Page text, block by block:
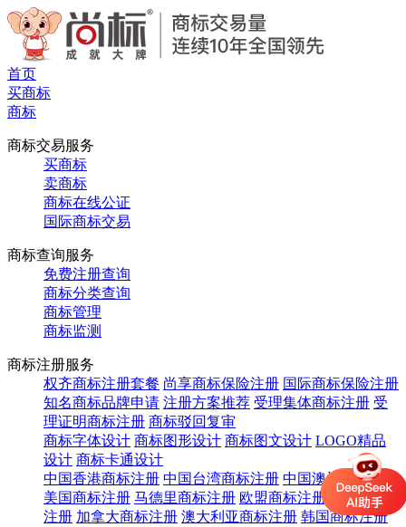
首页
买商标
商标
商标交易服务
买商标
卖商标
商标在线公证
国际商标交易
商标查询服务
免费注册查询
商标分类查询
商标管理
商标监测
商标注册服务
权齐商标注册套餐 尚享商标保险注册 国际商标保险注册
知名商标品牌申请 注册方案推荐 受理集体商标注册 受
理证明商标注册 商标驳回复审
商标字体设计 商标图形设计 商标图文设计 LOGO精品
设计 商标卡通设计
中国香港商标注册 中国台湾商标注册 中国澳门商标注册
美国商标注册 马德里商标注册 欧盟商标注册
英国商标
注册 加拿大商标注册 澳大利亚商标注册 韩国商标注册